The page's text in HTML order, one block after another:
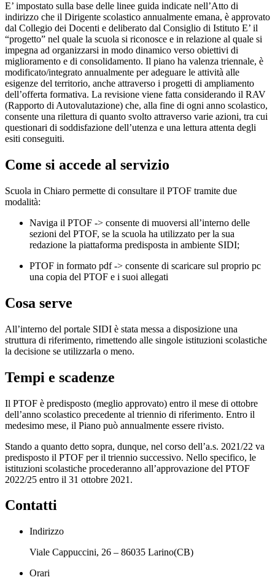
E’ impostato sulla base delle linee guida indicate nell’Atto di
indirizzo che il Dirigente scolastico annualmente emana, è approvato
dal Collegio dei Docenti e deliberato dal Consiglio di Istituto E’ il
“progetto” nel quale la scuola si riconosce e in relazione al quale si
impegna ad organizzarsi in modo dinamico verso obiettivi di
miglioramento e di consolidamento. Il piano ha valenza triennale, è
modificato/integrato annualmente per adeguare le attività alle
esigenze del territorio, anche attraverso i progetti di ampliamento
dell’offerta formativa. La revisione viene fatta considerando il RAV
(Rapporto di Autovalutazione) che, alla fine di ogni anno scolastico,
consente una rilettura di quanto svolto attraverso varie azioni, tra cui
questionari di soddisfazione dell’utenza e una lettura attenta degli
esiti conseguiti.
Come si accede al servizio
Scuola in Chiaro permette di consultare il PTOF tramite due
modalità:
Naviga il PTOF -> consente di muoversi all’interno delle
sezioni del PTOF, se la scuola ha utilizzato per la sua
redazione la piattaforma predisposta in ambiente SIDI;
PTOF in formato pdf -> consente di scaricare sul proprio pc
una copia del PTOF e i suoi allegati
Cosa serve
All’interno del portale SIDI è stata messa a disposizione una
struttura di riferimento, rimettendo alle singole istituzioni scolastiche
la decisione se utilizzarla o meno.
Tempi e scadenze
Il PTOF è predisposto (meglio approvato) entro il mese di ottobre
dell’anno scolastico precedente al triennio di riferimento. Entro il
medesimo mese, il Piano può annualmente essere rivisto.
Stando a quanto detto sopra, dunque, nel corso dell’a.s. 2021/22 va
predisposto il PTOF per il triennio successivo. Nello specifico, le
istituzioni scolastiche procederanno all’approvazione del PTOF
2022/25 entro il 31 ottobre 2021.
Contatti
Indirizzo
Viale Cappuccini, 26 – 86035 Larino(CB)
Orari